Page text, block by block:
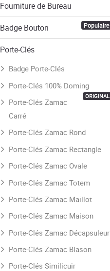
Fourniture de Bureau
Badge Bouton Populaire
Porte-Clés
Badge Porte-Clés
Porte-Clés 100% Doming
ORIGINAL
Porte-Clés Zamac
Carré
Porte-Clés Zamac Rond
Porte-Clés Zamac Rectangle
Porte-Clés Zamac Ovale
Porte-Clés Zamac Totem
Porte-Clés Zamac Maillot
Porte-Clés Zamac Maison
Porte-Clés Zamac Décapsuleur
Porte-Clés Zamac Blason
Porte-Clés Similicuir